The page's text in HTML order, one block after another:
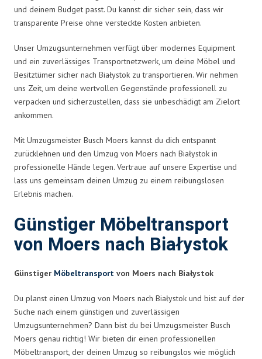
und deinem Budget passt. Du kannst dir sicher sein, dass wir
transparente Preise ohne versteckte Kosten anbieten.
Unser Umzugsunternehmen verfügt über modernes Equipment
und ein zuverlässiges Transportnetzwerk, um deine Möbel und
Besitztümer sicher nach Białystok zu transportieren. Wir nehmen
uns Zeit, um deine wertvollen Gegenstände professionell zu
verpacken und sicherzustellen, dass sie unbeschädigt am Zielort
ankommen.
Mit Umzugsmeister Busch Moers kannst du dich entspannt
zurücklehnen und den Umzug von Moers nach Białystok in
professionelle Hände legen. Vertraue auf unsere Expertise und
lass uns gemeinsam deinen Umzug zu einem reibungslosen
Erlebnis machen.
Günstiger Möbeltransport
von Moers nach Białystok
Günstiger Möbeltransport von Moers nach Białystok
Du planst einen Umzug von Moers nach Białystok und bist auf der
Suche nach einem günstigen und zuverlässigen
Umzugsunternehmen? Dann bist du bei Umzugsmeister Busch
Moers genau richtig! Wir bieten dir einen professionellen
Möbeltransport, der deinen Umzug so reibungslos wie möglich